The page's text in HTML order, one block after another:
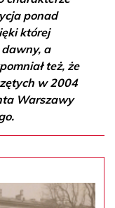
ponad
której
a
też, że
w 2004
Warszawy